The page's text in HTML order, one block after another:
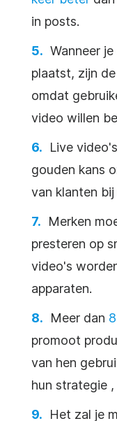
in posts.
Wanneer
plaatst, zijn
omdat
video willen
Live
gouden kans
van klanten
Merken
presteren op
video's
apparaten.
Meer dan
promoot
van hen
hun strategie ,
Het zal je